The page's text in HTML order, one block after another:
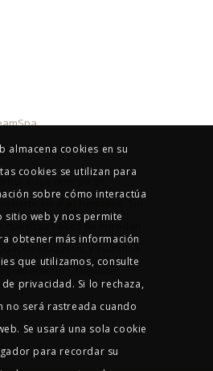
en algo hermoso. Sin
nuestras raíces se enredan
Deslíate
almacena cookies en su
cookies se utilizan para
sobre cómo interactúa
sitio web y nos permite
obtener más información
que utilizamos, consulte
privacidad. Si lo rechaza,
no será rastreada cuando
Se usará una sola cookie
para recordar su